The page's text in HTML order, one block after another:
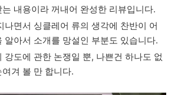
는 내용이라 꺼내어 완성한 리뷰입니다.
나면서 싱클레어 류의 생각에 찬반이 어
알아서 소개를 망설인 부분도 있습니다.
강도에 관한 논쟁일 뿐, 나쁜건 하나도 없
여겨 볼 만 합니다.